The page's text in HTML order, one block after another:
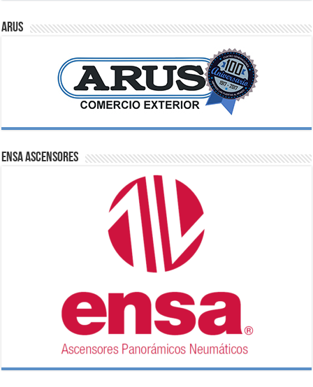
ARUS
ENSA Ascensores